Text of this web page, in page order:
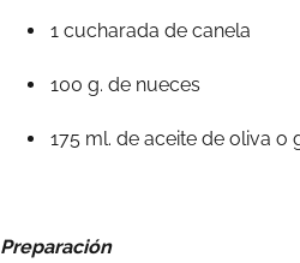
1 cucharada de canela
100 g. de nueces
175 ml. de aceite de oliva o
Preparación